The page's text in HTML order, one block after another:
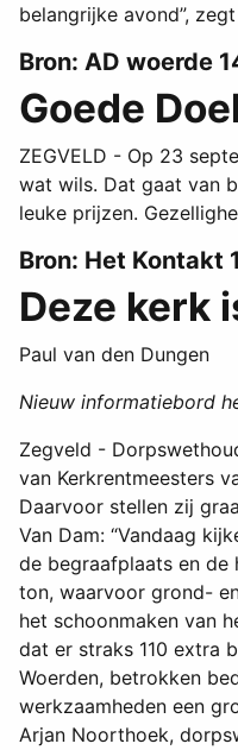
belangrijke avond”,
Bron: AD woerde
Goede
ZEGVELD - Op 23
wat wils. Dat gaat van
leuke prijzen.
Bron: Het Kontakt
Deze kerk
Paul van den Dungen
Nieuw informatiebord
Zegveld -
van Kerkrentmeesters
Daarvoor stellen zij
Van Dam: “Vandaag
de begraafplaats en de
ton, waarvoor grond-
het schoonmaken van
dat er straks 110 extra
Woerden, betrokken
werkzaamheden een
Arjan Noorthoek,